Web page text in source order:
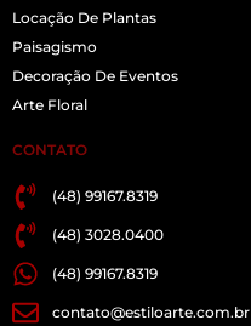
Locação De Plantas
Paisagismo
Decoração De Eventos
Arte Floral
CONTATO
(48) 99167.8319
(48) 3028.0400
(48) 99167.8319
contato@estiloarte.com.br